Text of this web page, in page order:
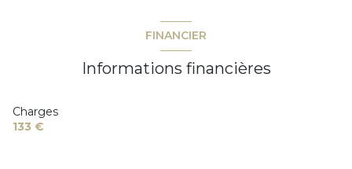
FINANCIER
Informations financières
Charges
133 €